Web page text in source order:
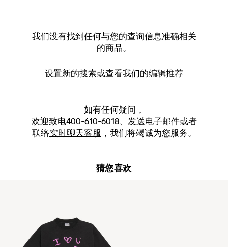
我们没有找到任何与您的查询信息准确相关
的商品。
设置新的搜索或查看我们的编辑推荐
如有任何疑问，
欢迎致电400-610-6018、发送电子邮件或者
联络实时聊天客服 ，我们将竭诚为您服务。
猜您喜欢